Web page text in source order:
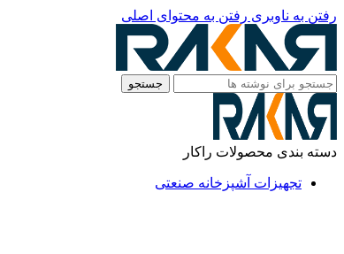
رفتن به ناوبری رفتن به محتوای اصلی
جستجو
دسته بندی محصولات راکار
تجهیزات آشپزخانه صنعتی